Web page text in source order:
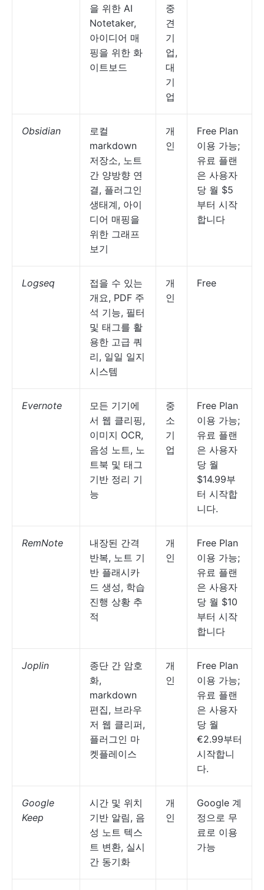
을 위한 AI
Notetaker,
아이디어 매
핑을 위한 화
이트보드
중
견
기
업,
대
기
업
Obsidian
로컬
markdown
저장소, 노트
간 양방향 연
결, 플러그인
생태계, 아이
디어 매핑을
위한 그래프
보기
개
인
Free Plan
이용 가능;
유료 플랜
은 사용자
당 월 $5
부터 시작
합니다
Logseq
접을 수 있는
개요, PDF 주
석 기능, 필터
및 태그를 활
용한 고급 쿼
리, 일일 일지
시스템
개
인
Free
Evernote
모든 기기에
서 웹 클리핑,
이미지 OCR,
음성 노트, 노
트북 및 태그
기반 정리 기
능
중
소
기
업
Free Plan
이용 가능;
유료 플랜
은 사용자
당 월
$14.99부
터 시작합
니다.
RemNote
내장된 간격
반복, 노트 기
반 플래시카
드 생성, 학습
진행 상황 추
적
개
인
Free Plan
이용 가능;
유료 플랜
은 사용자
당 월 $10
부터 시작
합니다
Joplin
종단 간 암호
화,
markdown
편집, 브라우
저 웹 클리퍼,
플러그인 마
켓플레이스
개
인
Free Plan
이용 가능;
유료 플랜
은 사용자
당 월
€2.99부터
시작합니
다.
Google
Keep
시간 및 위치
기반 알림, 음
성 노트 텍스
트 변환, 실시
간 동기화
개
인
Google 계
정으로 무
료로 이용
가능